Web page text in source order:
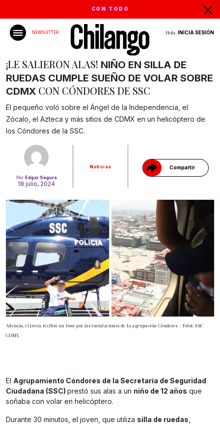
CON TODO
NEWSLETTER Hola, INICIA SESIÓN
Por Edgar Segura
18 julio, 2024
Noticias Compartir
Gracias!
¡LE SALIERON ALAS! NIÑO EN SILLA DE
RUEDAS CUMPLE SUEÑO DE VOLAR SOBRE
CDMX CON CÓNDORES DE SSC
El pequeño voló sobre el Ángel de la Independencia, el
Zócalo, el Azteca y más sitios de CDMX en un helicóptero de
los Cóndores de la SSC.
Además, el joven recibió un tour por las instalaciones de la agrupación Cóndores. / Fotos: SSC
CDMX
El Agrupamiento Cóndores de la Secretaría de Seguridad
Ciudadana (SSC) prestó sus alas a un niño de 12 años que
soñaba con volar en helicóptero.
Durante 30 minutos, el joven, que utiliza silla de ruedas,